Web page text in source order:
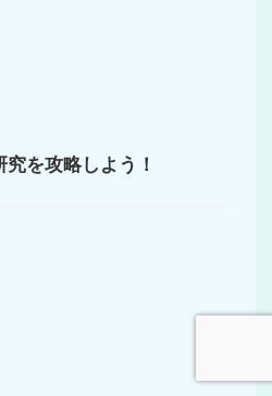
究を攻略しよう！